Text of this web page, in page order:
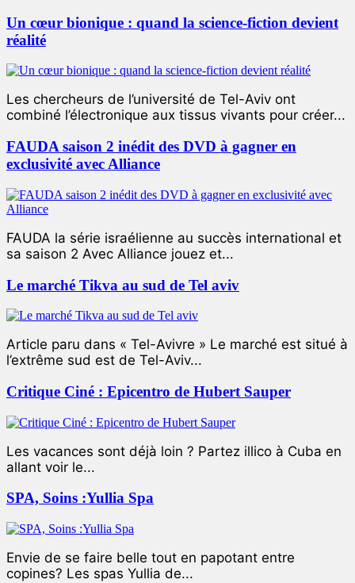
Un cœur bionique : quand la science-fiction devient
réalité
Les chercheurs de l’université de Tel-Aviv ont
combiné l’électronique aux tissus vivants pour créer...
FAUDA saison 2 inédit des DVD à gagner en
exclusivité avec Alliance
FAUDA la série israélienne au succès international et
sa saison 2 Avec Alliance jouez et...
Le marché Tikva au sud de Tel aviv
Article paru dans « Tel-Avivre » Le marché est situé à
l’extrême sud est de Tel-Aviv...
Critique Ciné : Epicentro de Hubert Sauper
Les vacances sont déjà loin ? Partez illico à Cuba en
allant voir le...
SPA, Soins :Yullia Spa
Envie de se faire belle tout en papotant entre
copines? Les spas Yullia de...